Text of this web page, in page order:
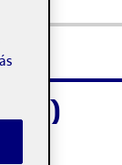
1/2)